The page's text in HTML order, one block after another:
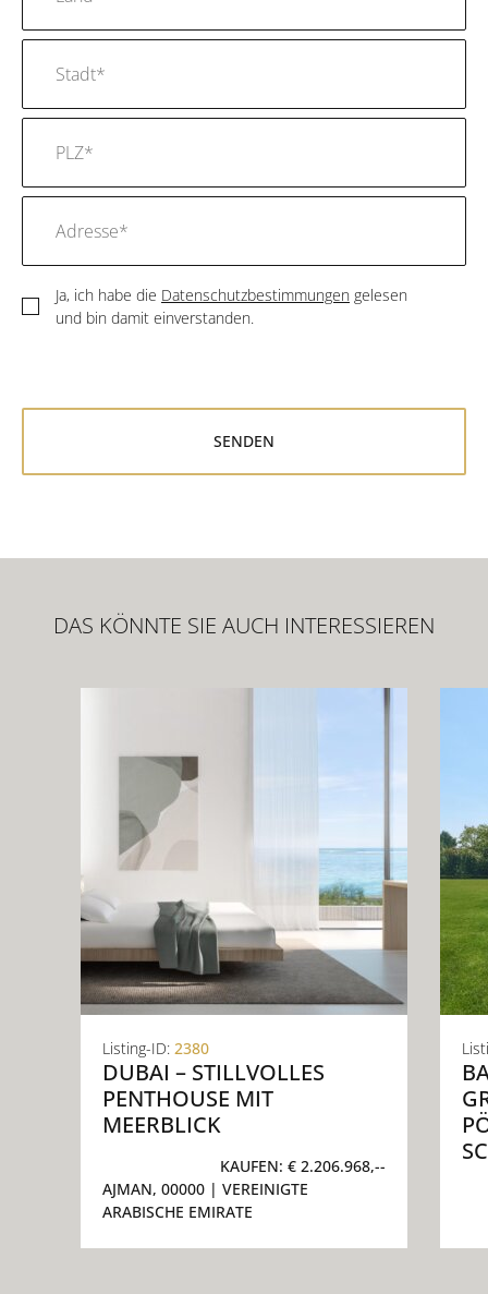
Ja, ich habe die Datenschutzbestimmungen gelesen
und bin damit einverstanden.
DAS KÖNNTE SIE AUCH INTERESSIEREN
Listing-ID: 2380
DUBAI – STILLVOLLES
PENTHOUSE MIT
MEERBLICK
KAUFEN: € 2.206.968,--
AJMAN, 00000 | VEREINIGTE
ARABISCHE EMIRATE